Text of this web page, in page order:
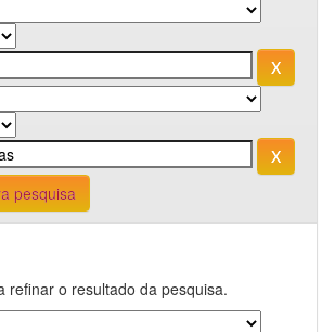
pesquisa
refinar o resultado da pesquisa.